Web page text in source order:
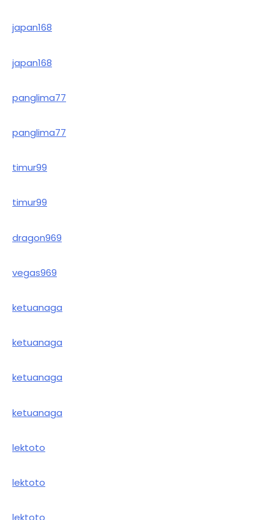
japan168
japan168
panglima77
panglima77
timur99
timur99
dragon969
vegas969
ketuanaga
ketuanaga
ketuanaga
ketuanaga
lektoto
lektoto
lektoto